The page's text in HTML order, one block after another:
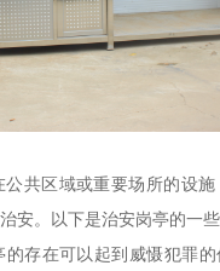
共区域或重要场所的设
安。以下是治安岗亭的一些
的存在可以起到威慑犯罪